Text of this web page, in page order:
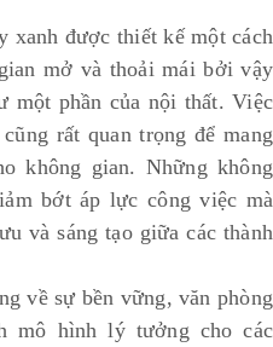
xanh được thiết kế một cách
mở và thoải mái bởi vậy
một phần của nội thất. Việc
rất quan trọng để mang
không gian. Những không
bớt áp lực công việc mà
và sáng tạo giữa các thành
về sự bền vững, văn phòng
mô hình lý tưởng cho các